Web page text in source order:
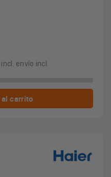
incl. envío incl.
carrito